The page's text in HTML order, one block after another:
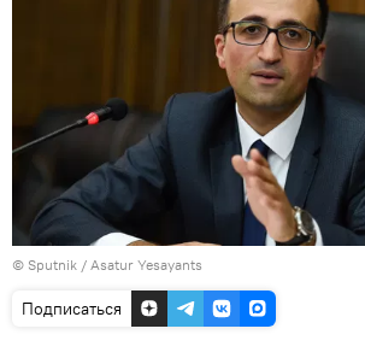
© Sputnik / Asatur Yesayants
Подписаться